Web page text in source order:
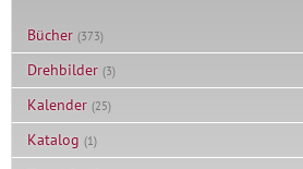
Bücher (373)
Drehbilder (3)
Kalender (25)
Katalog (1)